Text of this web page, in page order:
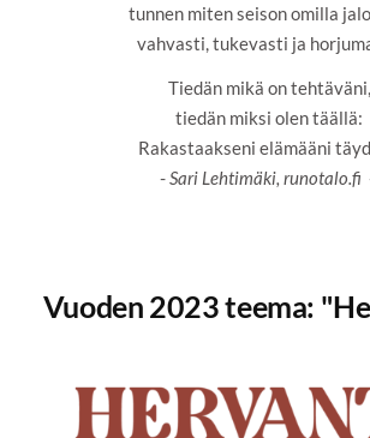
tunnen miten seison omilla
vahvasti, tukevasti ja
Tiedän mikä on tehtäväni,
tiedän miksi olen täällä:
Rakastaakseni elämääni
-Sari Lehtimäki, runotalo.fi
Vuoden 2023 teema: